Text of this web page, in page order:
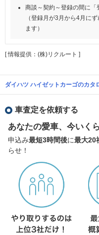
商談～契約～登録の間に「
（登録月が3月から4月に
ます）
[ 情報提供：(株)リクルート ]
ダイハツ ハイゼットカーゴのカタ
車査定を依頼する
あなたの愛車、今いく
申込み最短3時間後に最大20
らせ！